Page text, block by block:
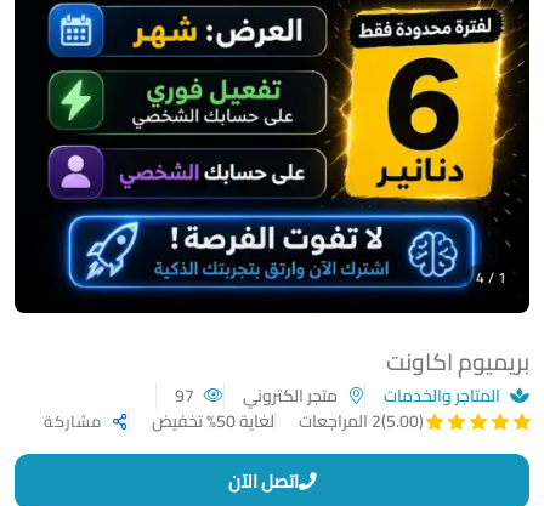
بريميوم اكاونت
المتاجر والخدمات متجر الكتروني
(5.00)
2 المراجعات لغاية 50% تخفيض مشاركة
1 / 4
اتصل الآن